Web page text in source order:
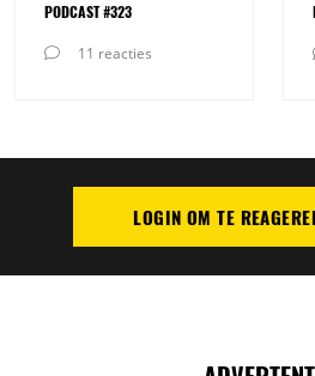
PODCAST #323
11 reacties
PLAATS REACTIELOGIN OM TE